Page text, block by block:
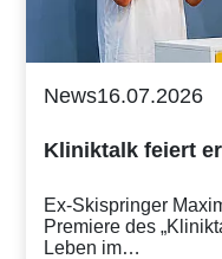
News16.07.2026
Kliniktalk feiert
Ex-Skispringer
Premiere des
Leben im…